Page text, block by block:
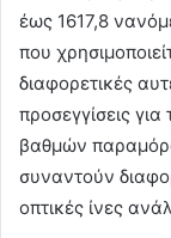
έως 1617,8
που
διαφορετικές
προσεγγίσεις
βαθμών
συναντούν
οπτικές ίνες